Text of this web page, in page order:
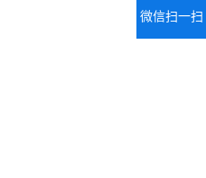
微信扫一扫